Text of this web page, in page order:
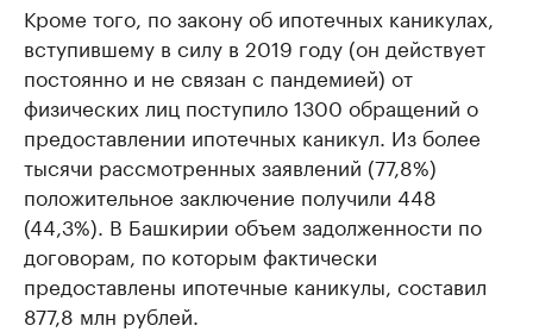
Кроме того, по закону об ипотечных каникулах,
вступившему в силу в 2019 году (он действует
постоянно и не связан с пандемией) от
физических лиц поступило 1300 обращений о
предоставлении ипотечных каникул. Из более
тысячи рассмотренных заявлений (77,8%)
положительное заключение получили 448
(44,3%). В Башкирии объем задолженности по
договорам, по которым фактически
предоставлены ипотечные каникулы, составил
877,8 млн рублей.